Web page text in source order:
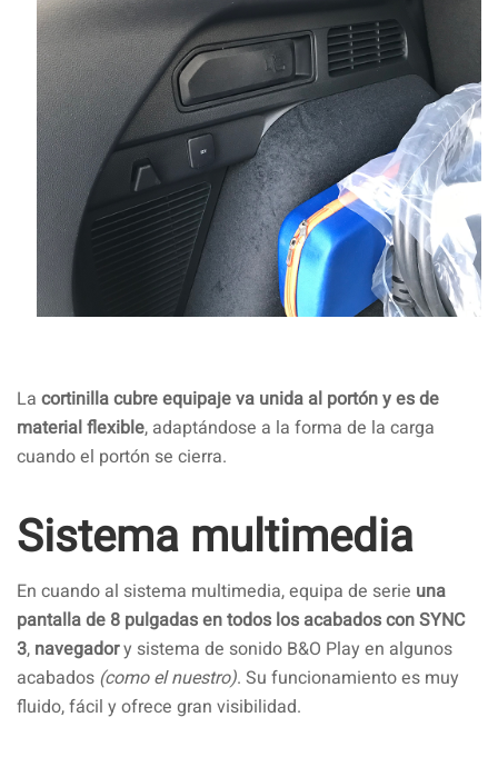
La cortinilla cubre equipaje va unida al portón y es de
material flexible, adaptándose a la forma de la carga
cuando el portón se cierra.
Sistema multimedia
En cuando al sistema multimedia, equipa de serie una
pantalla de 8 pulgadas en todos los acabadoscon SYNC
3, navegadory sistema de sonido B&O Play en algunos
acabados (como el nuestro). Su funcionamiento es muy
fluido, fácil y ofrece gran visibilidad.